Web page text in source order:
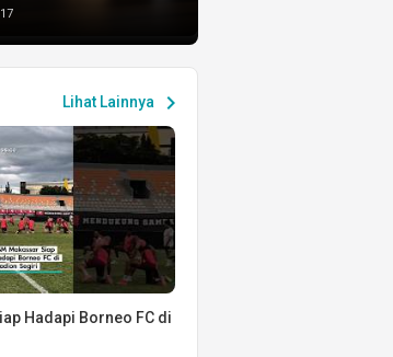
Lihat Lainnya chevron_right
Hadapi Borneo FC di